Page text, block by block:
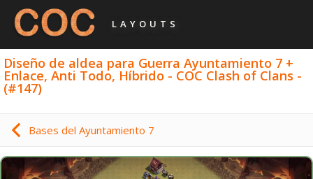
LAYOUTS
Diseño de aldea para Guerra Ayuntamiento 7 +
Enlace, Anti Todo, Híbrido - COC Clash of Clans -
(#147)
Bases del Ayuntamiento 7